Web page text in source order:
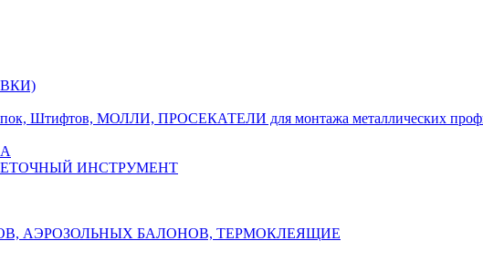
Штифтов, МОЛЛИ, ПРОСЕКАТЕЛИ для монтажа металлических
ИНСТРУМЕНТ
АЭРОЗОЛЬНЫХ БАЛОНОВ, ТЕРМОКЛЕЯЩИЕ